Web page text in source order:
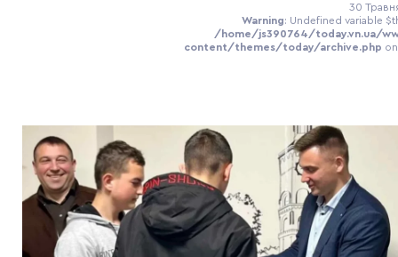
30
Warning: Undefined variable
/home/js390764/today.vn.ua/
content/themes/today/archive.php